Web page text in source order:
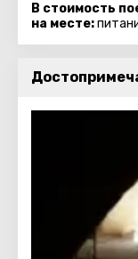
В стоимость
на месте: